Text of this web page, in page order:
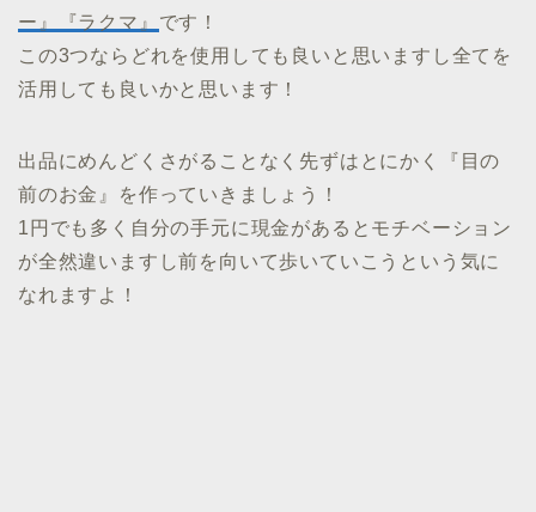
ー』『ラクマ』 です！
この3つならどれを使用しても良いと思いますし全てを
活用しても良いかと思います！
出品にめんどくさがることなく先ずはとにかく『目の
前のお金』を作っていきましょう！
1円でも多く自分の手元に現金があるとモチベーション
が全然違いますし前を向いて歩いていこうという気に
なれますよ！